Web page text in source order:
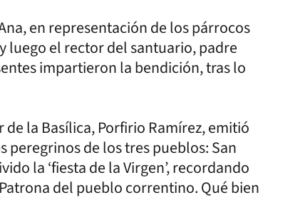
en representación de los párrocos
luego el rector del santuario, padre
impartieron la bendición, tras lo
la Basílica, Porfirio Ramírez, emitió
de los tres pueblos: San
la ‘fiesta de la Virgen’, recordando
del pueblo correntino. Qué bien